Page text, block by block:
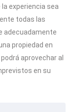
la experiencia sea
todas las
adecuadamente
propiedad en
aprovechar al
en su